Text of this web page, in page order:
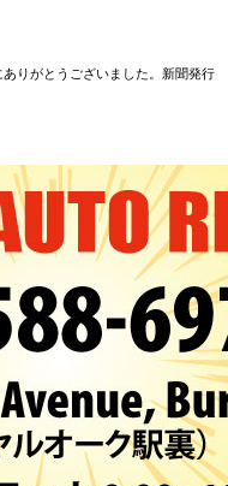
りがとうございました。新聞発行